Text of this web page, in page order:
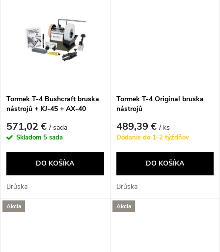
v
Tormek T-4 Bushcraft bruska
nástrojů + KJ-45 + AX-40
571,02 €/ sada
Skladom 5 sada
DO KOŠÍKA
Brúska
Tormek T-4 Original bruska
nástrojů
489,39 €/ ks
Dodanie do 1-2 týždňov
DO KOŠÍKA
Brúska
Akcia Akcia